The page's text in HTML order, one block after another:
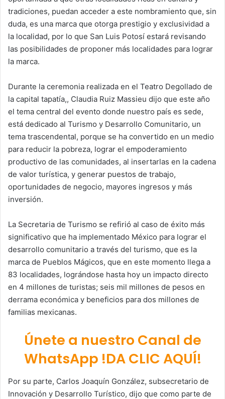
tradiciones, puedan acceder a este nombramiento que, sin
duda, es una marca que otorga prestigio y exclusividad a
la localidad, por lo que San Luis Potosí estará revisando
las posibilidades de proponer más localidades para lograr
la marca.
Durante la ceremonia realizada en el Teatro Degollado de
la capital tapatía,, Claudia Ruiz Massieu dijo que este año
el tema central del evento donde nuestro país es sede,
está dedicado al Turismo y Desarrollo Comunitario, un
tema trascendental, porque se ha convertido en un medio
para reducir la pobreza, lograr el empoderamiento
productivo de las comunidades, al insertarlas en la cadena
de valor turística, y generar puestos de trabajo,
oportunidades de negocio, mayores ingresos y más
inversión.
La Secretaria de Turismo se refirió al caso de éxito más
significativo que ha implementado México para lograr el
desarrollo comunitario a través del turismo, que es la
marca de Pueblos Mágicos, que en este momento llega a
83 localidades, lográndose hasta hoy un impacto directo
en 4 millones de turistas; seis mil millones de pesos en
derrama económica y beneficios para dos millones de
familias mexicanas.
Únete a nuestro Canal de
WhatsApp !DA CLIC AQUÍ!
Por su parte, Carlos Joaquín González, subsecretario de
Innovación y Desarrollo Turístico, dijo que como parte de